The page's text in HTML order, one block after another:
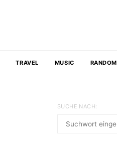
TRAVEL MUSIC RANDOM
SUCHE NACH: